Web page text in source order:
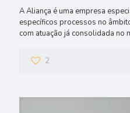
A Aliança é uma empresa
específicos processos no
com atuação já consolidada no
2